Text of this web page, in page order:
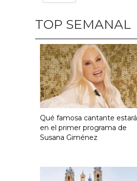
TOP SEMANAL
Qué famosa cantante estará
en el primer programa de
Susana Giménez